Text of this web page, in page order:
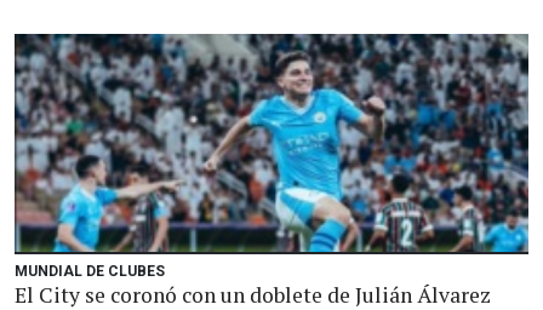
MUNDIAL DE CLUBES
El City se coronó con un doblete de Julián Álvarez